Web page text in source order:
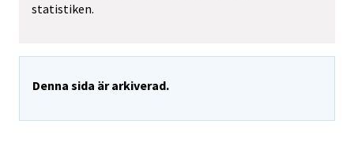
statistiken.
Denna sida är arkiverad.